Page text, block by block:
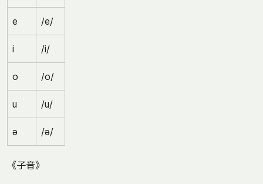
e /e/
i /i/
o /o/
u /u/
ə /ə/
《子音》